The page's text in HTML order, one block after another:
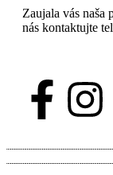
Zaujala vás naša
nás kontaktujte